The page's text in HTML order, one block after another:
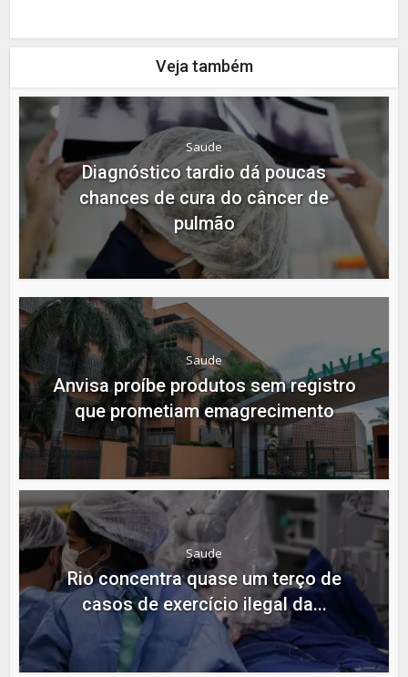
Veja também
Saude
Diagnóstico tardio dá poucas
chances de cura do câncer de
pulmão
Saude
Anvisa proíbe produtos sem registro
que prometiam emagrecimento
Saude
Rio concentra quase um terço de
casos de exercício ilegal da...